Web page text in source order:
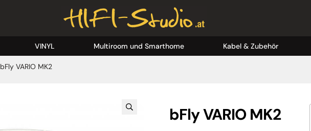
VINYL Multiroom und Smarthome Kabel & Zubehör
bFly VARIO MK2
bFly VARIO MK2